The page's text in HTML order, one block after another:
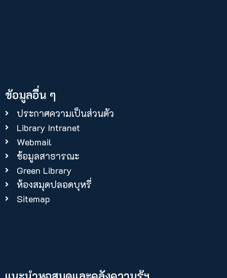
ข้อมูลอื่น ๆ
ประกาศความเป็นส่วนตัว
Library Intranet
Webmail
ข้อมูลสาธารณะ
Green Library
ห้องสมุดปลอดบุหรี่
Sitemap